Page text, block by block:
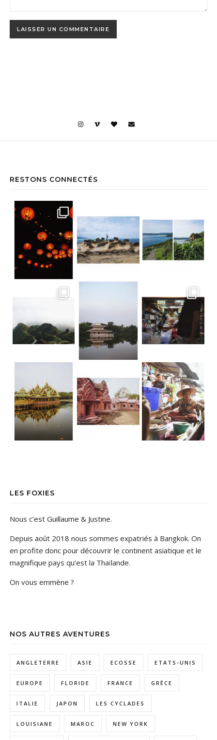
RESTONS CONNECTÉS
LES FOXIES
Nous c’est Guillaume & Justine.
Depuis août 2018 nous sommes expatriés à Bangkok. On
en profite donc pour découvrir le continent asiatique et le
magnifique pays qu’est la Thaïlande.
On vous emmène ?
NOS AUTRES AVENTURES
ANGLETERRE ASIE ECOSSE ETATS-UNIS
EUROPE FLORIDE FRANCE GRÈCE
ITALIE JAPON LES CYCLADES
LOUISIANE MAROC NEW YORK